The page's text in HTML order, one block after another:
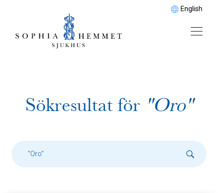
English
Sökresultat för "Oro"